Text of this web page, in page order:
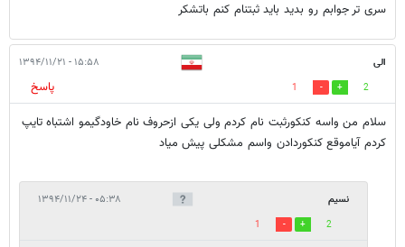
سری تر جوابم رو بدید باید ثبتنام کنم باتشکر
الی ۱۵:۵۸ - ۱۳۹۴/۱۱/۲۱
2
1
پاسخ
سلام من واسه کنکورثبت نام کردم ولی یکی ازحروف نام خاودگیمو اشتباه تایپ
کردم آیاموقع کنکوردادن واسم مشکلی پیش میاد
نسیم ۰۵:۳۸ - ۱۳۹۴/۱۱/۲۴
2
1